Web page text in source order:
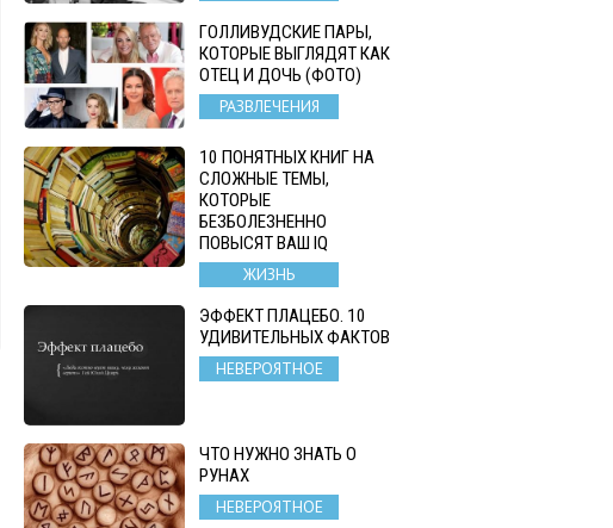
ГОЛЛИВУДСКИЕ ПАРЫ,
КОТОРЫЕ ВЫГЛЯДЯТ КАК
ОТЕЦ И ДОЧЬ (ФОТО)
РАЗВЛЕЧЕНИЯ
10 ПОНЯТНЫХ КНИГ НА
СЛОЖНЫЕ ТЕМЫ,
КОТОРЫЕ
БЕЗБОЛЕЗНЕННО
ПОВЫСЯТ ВАШ IQ
ЖИЗНЬ
ЭФФЕКТ ПЛАЦЕБО. 10
УДИВИТЕЛЬНЫХ ФАКТОВ
НЕВЕРОЯТНОЕ
ЧТО НУЖНО ЗНАТЬ О
РУНАХ
НЕВЕРОЯТНОЕ